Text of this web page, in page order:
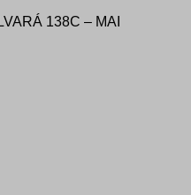
138C – MAI